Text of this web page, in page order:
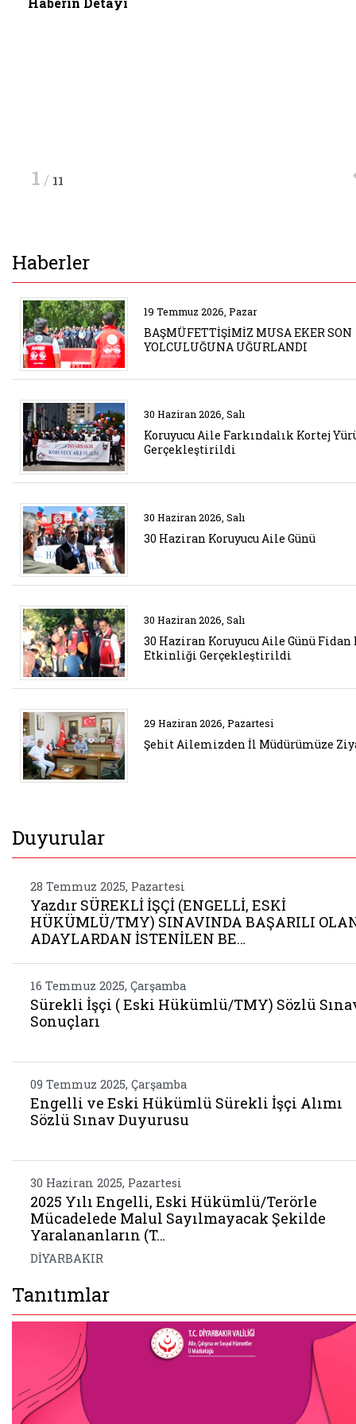
1 / 11
Haberin Detayı
Haberler
Belgeyi aç: anma
19 Temmuz 2026, Pazar
BAŞMÜFETTİŞİMİZ MUSA EKER SON
YOLCULUĞUNA UĞURLANDI
Belgeyi aç: etkinlik 6
30 Haziran 2026, Salı
Koruyucu Aile Farkındalık Kortej
Gerçekleştirildi
Belgeyi aç: etkinlik 5
30 Haziran 2026, Salı
30 Haziran Koruyucu Aile Günü
Belgeyi aç: etkinklik
30 Haziran 2026, Salı
30 Haziran Koruyucu Aile Günü
Etkinliği Gerçekleştirildi
Belgeyi aç: ziyaret 68
29 Haziran 2026, Pazartesi
Şehit Ailemizden İl Müdürümüze
Duyurular
28 Temmuz 2025, Pazartesi
Yazdır SÜREKLİ İŞÇİ (ENGELLİ, ESKİ
HÜKÜMLÜ/TMY) SINAVINDA BAŞARILI
ADAYLARDAN İSTENİLEN BE…
16 Temmuz 2025, Çarşamba
Sürekli İşçi ( Eski Hükümlü/TMY) Sözlü
Sonuçları
09 Temmuz 2025, Çarşamba
Engelli ve Eski Hükümlü Sürekli İşçi Alımı
Sözlü Sınav Duyurusu
30 Haziran 2025, Pazartesi
2025 Yılı Engelli, Eski Hükümlü/Terörle
Mücadelede Malul Sayılmayacak Şekilde
Yaralananların (T…
DİYARBAKIR
Tanıtımlar